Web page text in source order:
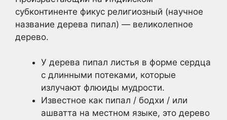
субконтиненте фикус религиозный (научное
название дерева пипал) — великолепное
дерево.
У дерева пипал листья в форме сердца
с длинными потеками, которые
излучают флюиды мудрости.
Известное как пипал / бодхи / или
ашватта на местном языке, это дерево